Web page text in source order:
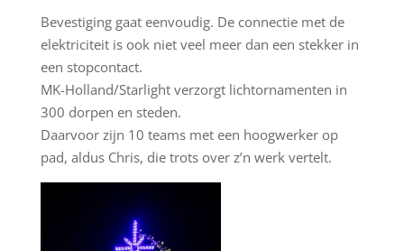
Bevestiging gaat eenvoudig. De connectie met de
elektriciteit is ook niet veel meer dan een stekker in
een stopcontact.
MK-Holland/Starlight verzorgt lichtornamenten in
300 dorpen en steden.
Daarvoor zijn 10 teams met een hoogwerker op
pad, aldus Chris, die trots over z’n werk vertelt.